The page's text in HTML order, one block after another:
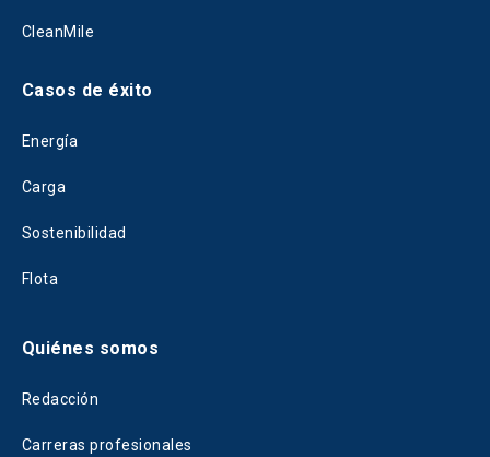
CleanMile
Casos de éxito
Energía
Carga
Sostenibilidad
Flota
Quiénes somos
Redacción
Carreras profesionales